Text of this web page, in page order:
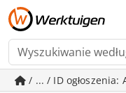
/ ... / ID ogłoszenia: